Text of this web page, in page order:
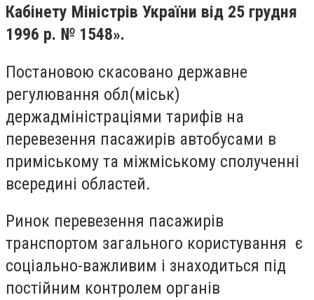
Кабінету Міністрів України від 25 грудня
1996 р. № 1548».
Постановою скасовано державне
регулювання обл(міськ)
держадміністраціями тарифів на
перевезення пасажирів автобусами в
приміському та міжміському сполученні
всередині областей.
Ринок перевезення пасажирів
транспортом загального користування є
соціально-важливим і знаходиться під
постійним контролем органів